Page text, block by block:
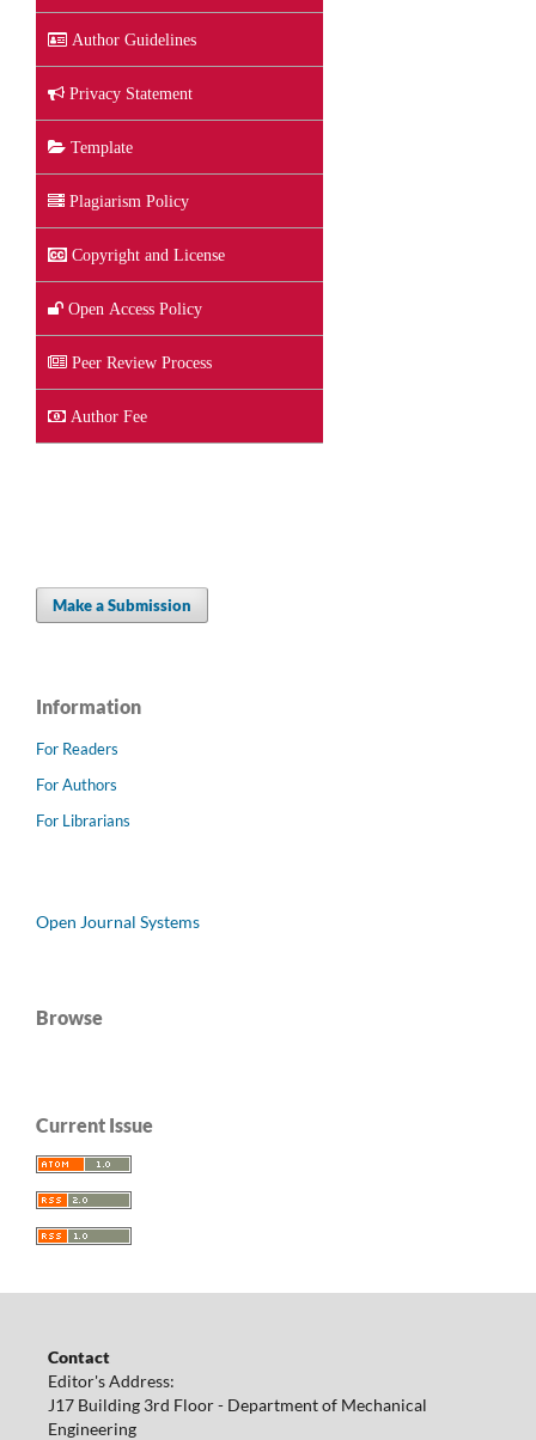
Author Guidelines
Privacy Statement
Template
Plagiarism Policy
Copyright and License
Open Access Policy
Peer Review Process
Author Fee
Make a Submission
Information
For Readers
For Authors
For Librarians
Open Journal Systems
Browse
Current Issue
Contact
Editor's Address:
J17 Building 3rd Floor - Department of Mechanical
Engineering